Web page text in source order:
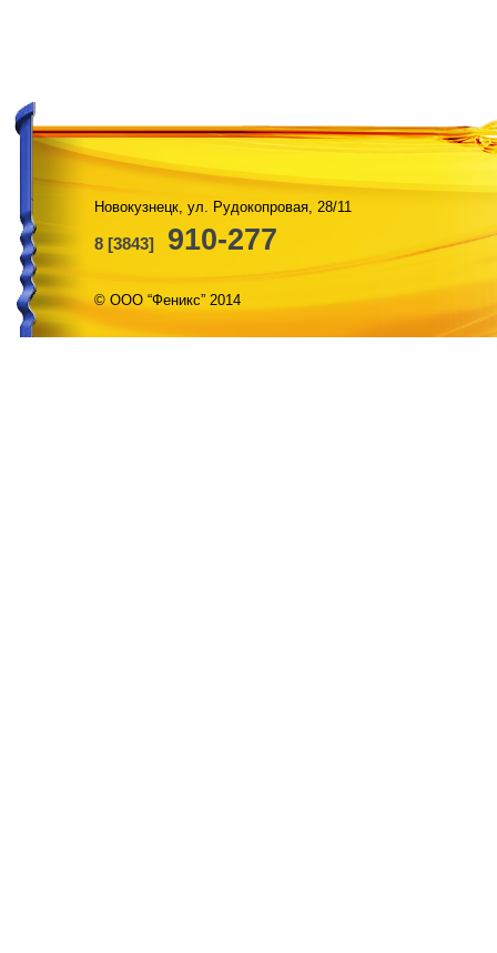
Новокузнецк, ул. Рудокопровая, 28/11
8 [3843] 910-277
© ООО “Феникс” 2014